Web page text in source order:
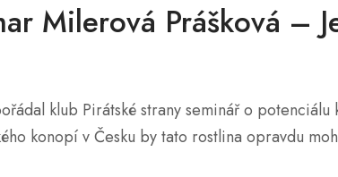
Milerová Prášková –
klub Pirátské strany seminář o
konopí v Česku by tato rostlina opravdu